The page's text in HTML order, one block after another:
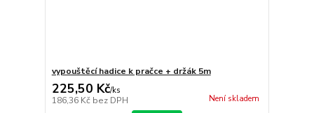
vypouštěcí hadice k pračce + držák 5m
225,50 Kč/ks
186,36 Kč bez DPH Není skladem